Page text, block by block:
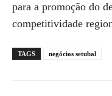
para a promoção do
competitividade
TAGS negócios setubal